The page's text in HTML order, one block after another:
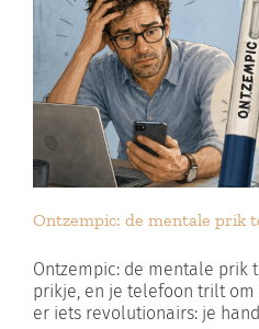
Ontzempic: de mentale prik
Ontzempic: de mentale prik
prikje, en je telefoon trilt om
er iets revolutionairs: je